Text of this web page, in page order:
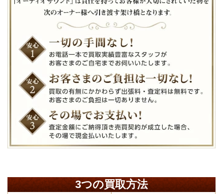
3つの買取方法